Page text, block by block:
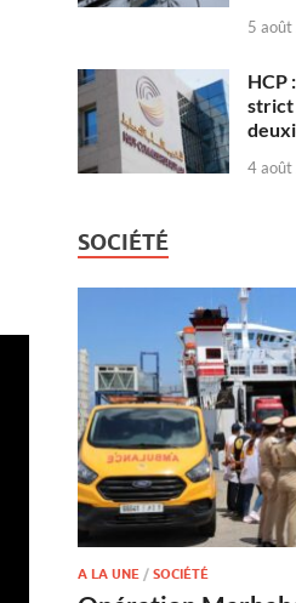
5
HCP
strict
4
SOCIÉTÉ
A LA UNE /SOCIÉTÉ